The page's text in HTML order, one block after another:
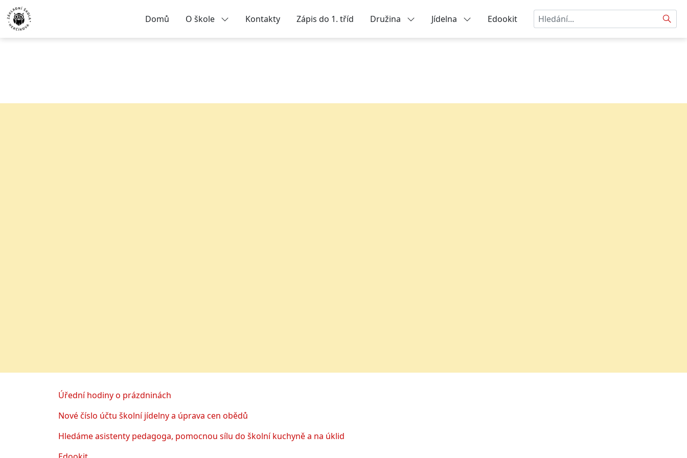
Domů O škole Kontakty Zápis do 1. tříd Družina Jídelna Edookit Hledat
Úřední hodiny o prázdninách
Nové číslo účtu školní jídelny a úprava cen obědů
Hledáme asistenty pedagoga, pomocnou sílu do školní kuchyně a na úklid